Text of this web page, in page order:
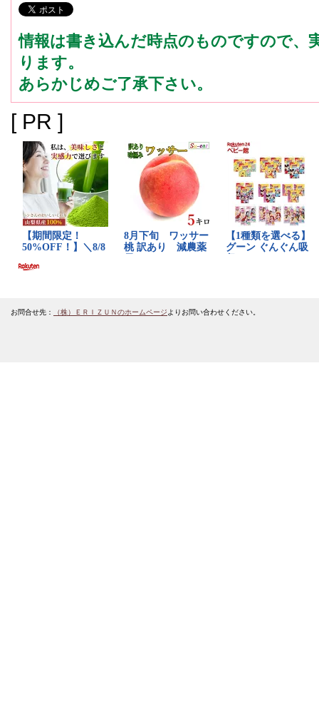
情報は書き込んだ時点のものですので、
ります。
あらかじめご了承下さい。
[ PR ]
お問合せ先： （株）ＥＲＩＺＵＮのホームページよりお問い合わせください。